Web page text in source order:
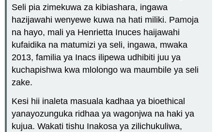
Seli pia zimekuwa za kibiashara, ingawa
hazijawahi wenyewe kuwa na hati miliki. Pamoja
na hayo, mali ya Henrietta Inuces haijawahi
kufaidika na matumizi ya seli, ingawa, mwaka
2013, familia ya Inacs ilipewa udhibiti juu ya
kuchapishwa kwa mlolongo wa maumbile ya seli
zake.
Kesi hii inaleta masuala kadhaa ya bioethical
yanayozunguka ridhaa ya wagonjwa na haki ya
kujua. Wakati tishu Inakosa ya zilichukuliwa,